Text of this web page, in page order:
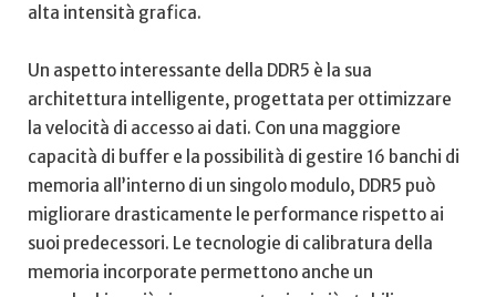
alta intensità ⁤grafica.
Un aspetto interessante della DDR5 è la sua
architettura intelligente, progettata per ottimizzare‌
la velocità ‍di accesso ai​ dati. Con una maggiore
capacità di buffer e la possibilità⁢ di gestire 16 banchi di
memoria all’interno di un singolo modulo, ‍DDR5 può
migliorare⁤ drasticamente le performance rispetto ai
suoi predecessori. Le tecnologie di calibratura ‌della
memoria incorporate permettono ‌anche un